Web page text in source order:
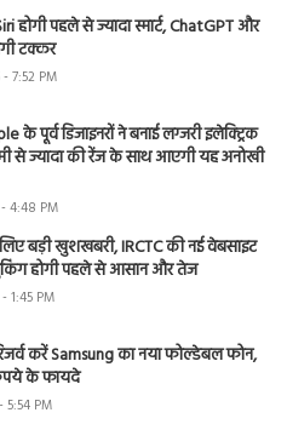
होगी पहले से ज्यादा स्मार्ट, ChatGPT और
टक्कर
7:52 PM
पूर्व डिजाइनरों ने बनाई लग्जरी इलेक्ट्रिक
से ज्यादा की रेंज के साथ आएगी यह अनोखी
4:48 PM
लिए बड़ी खुशखबरी, IRCTC की नई वेबसाइट
होगी पहले से आसान और तेज
1:45 PM
करें Samsung का नया फोल्डेबल फोन,
के फायदे
5:54 PM